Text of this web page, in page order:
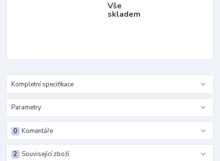
Vše
skladem
Kompletní specifikace
Parametry
Komentáře
0
Související zboží
2